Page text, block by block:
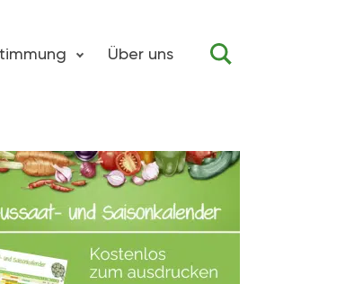
Über uns